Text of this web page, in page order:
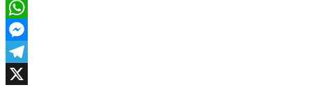
Facebook
WhatsApp
Messenger
Telegram